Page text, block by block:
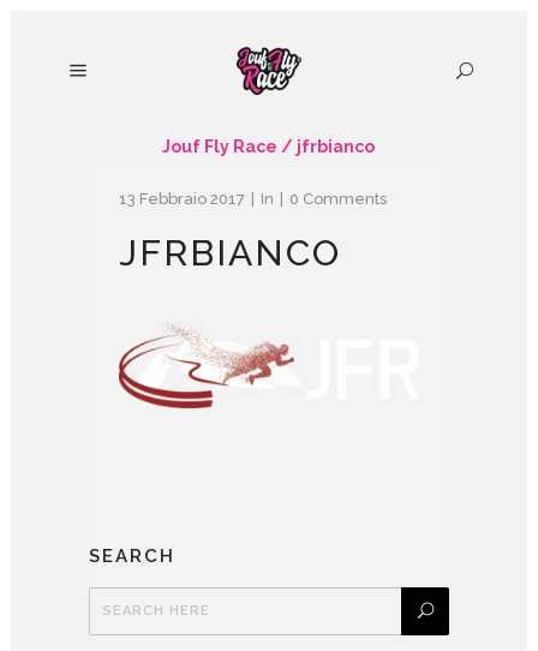
Jouf Fly Race / jfrbianco
13 Febbraio 2017 In 0 Comments
JFRBIANCO
SEARCH